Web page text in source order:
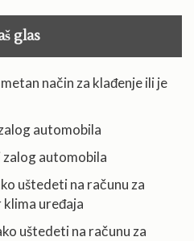
glas
način za klađenje ili je
automobila
zalog automobila
uštedeti na računu za
uređaja
uštedeti na računu za